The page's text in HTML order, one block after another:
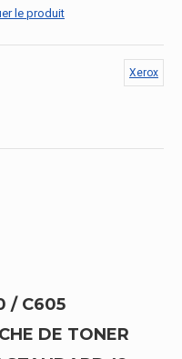
le produit
Xerox
/ C605
DE TONER